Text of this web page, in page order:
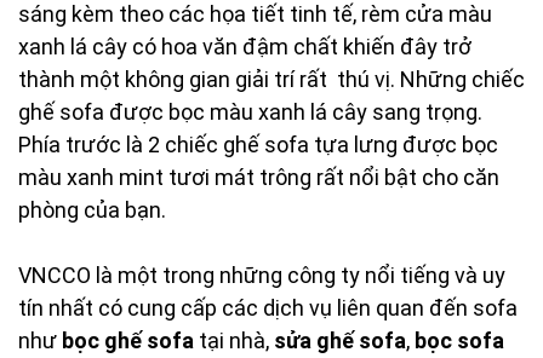
sáng kèm theo các họa tiết tinh tế, rèm cửa màu
xanh lá cây có hoa văn đậm chất khiến đây trở
thành một không gian giải trí rất thú vị. Những chiếc
ghế sofa được bọc màu xanh lá cây sang trọng.
Phía trước là 2 chiếc ghế sofa tựa lưng được bọc
màu xanh mint tươi mát trông rất nổi bật cho căn
phòng của bạn.
VNCCO là một trong những công ty nổi tiếng và uy
tín nhất có cung cấp các dịch vụ liên quan đến sofa
như bọc ghế sofa tại nhà, sửa ghế sofa, bọc sofa